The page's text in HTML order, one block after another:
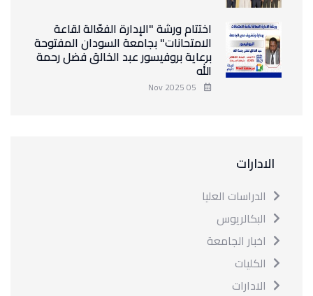
اختتام ورشة "الإدارة الفعّالة لقاعة
الامتحانات" بجامعة السودان المفتوحة
برعاية بروفيسور عبد الخالق فضل رحمة
الله
الادارات
الدراسات العليا
البكالريوس
اخبار الجامعة
الكليات
الادارات